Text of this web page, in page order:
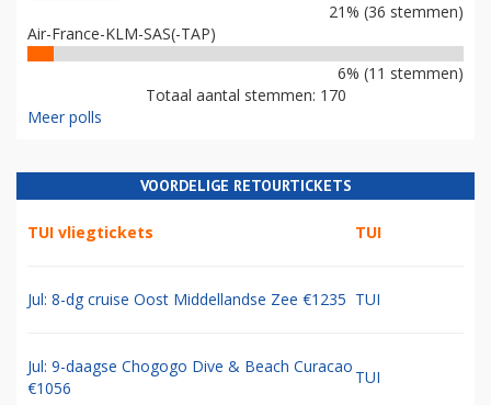
21% (36 stemmen)
Air-France-KLM-SAS(-TAP)
6% (11 stemmen)
Totaal aantal stemmen: 170
Meer polls
VOORDELIGE RETOURTICKETS
TUI vliegtickets TUI
Jul: 8-dg cruise Oost Middellandse Zee €1235 TUI
Jul: 9-daagse Chogogo Dive & Beach Curacao
€1056
TUI